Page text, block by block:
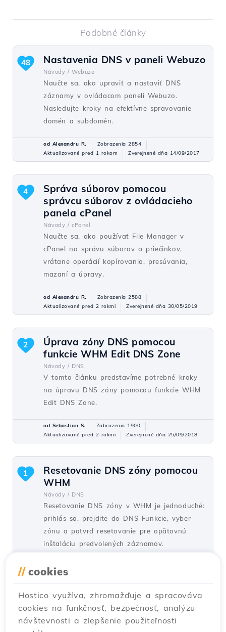
Podobné články
Nastavenia DNS v paneli Webuzo
Návody / Webuzo
Naučte sa, ako upraviť a nastaviť DNS
záznamy v ovládacom paneli Webuzo.
Nasledujte kroky na efektívne spravovanie
domén a subdomén.
48
od Alexandru R.
Zobrazenia 2854
Aktualizované pred 1 rokom
Zverejnené dňa 14/09/2017
Správa súborov pomocou
správcu súborov z ovládacieho
panela cPanel
Návody / cPanel
Naučte sa, ako používať File Manager v
cPanel na správu súborov a priečinkov,
vrátane operácií kopírovania, presúvania,
mazaní a úpravy.
4
od Alexandru R.
Zobrazenia 2588
Aktualizované pred 2 rokmi
Zverejnené dňa 30/05/2019
Úprava zóny DNS pomocou
funkcie WHM Edit DNS Zone
Návody / DNS
V tomto článku predstavíme potrebné kroky
na úpravu DNS zóny pomocou funkcie WHM
Edit DNS Zone.
2
od Sebastian S.
Zobrazenia 1900
Aktualizované pred 2 rokmi
Zverejnené dňa 25/09/2018
Resetovanie DNS zóny pomocou
WHM
Návody / DNS
Resetovanie DNS zóny v WHM je jednoduché:
prihlás sa, prejdite do DNS Funkcie, vyber
zónu a potvrď resetovanie pre opätovnú
inštaláciu predvolených záznamov.
1
od Sebastian S.
Aktualizované pred 2 rokmi
Pridanie DNS zóny pomocou
funkcie Pridať DNS zónu v WHM
// cookies
Hostico využíva, zhromažďuje a spracováva
cookies na funkčnosť, bezpečnosť, analýzu
návštevnosti a zlepšenie použiteľnosti